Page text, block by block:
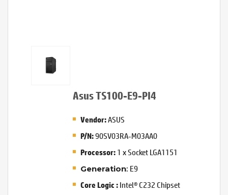
Asus TS100-E9-PI4
Vendor:ASUS
P/N:90SV03RA-M03AA0
Processor:1 x Socket LGA1151
Generation: E9
Core Logic :Intel® C232 Chipset